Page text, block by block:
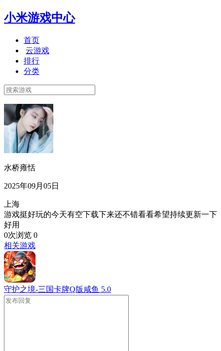
小米游戏中心
首页
云游戏
排行
分类
水桥雍恬
2025年09月05日
上海
游戏挺好玩的今天有空下载下来还不错看看希望持续更新一下
好用
0次浏览 0
相关游戏
守护之境-三国卡牌Q版咸鱼 5.0